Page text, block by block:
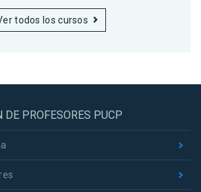
todos los cursos
PROFESORES PUCP